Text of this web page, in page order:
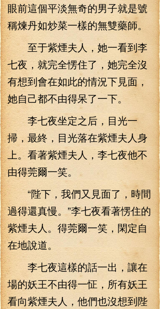
眼前這個平淡無奇的男子就是號
稱煉丹如炒菜一樣的無雙藥師。
至于紫煙夫人，她一看到李
七夜，就完全愣住了，她完全沒
有想到會在如此的情況下見面，
她自己都不由得呆了一下。
李七夜坐定之后，目光一
掃，最終，目光落在紫煙夫人身
上。看著紫煙夫人，李七夜他不
由得莞爾一笑。
“陛下，我們又見面了，時間
過得還真慢。”李七夜看著愣住的
紫煙夫人。得莞爾一笑，閑定自
在地說道。
李七夜這樣的話一出，讓在
場的妖王不由得一怔，所有妖王
看向紫煙夫人，他們也沒想到陛